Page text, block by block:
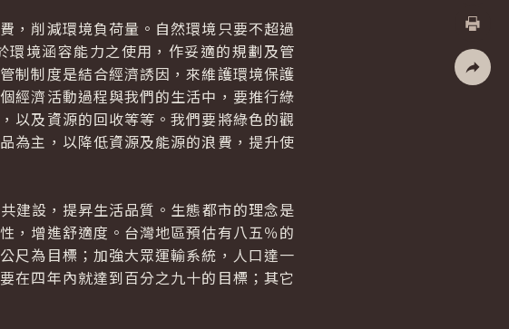
列印
削減環境負荷量。自然環境只要不超過
境涵容能力之使用，作妥適的規劃及管
制制度是結合經濟誘因，來維護環境保護
經濟活動過程與我們的生活中，要推行綠
以及資源的回收等等。我們要將綠色的觀
為主，以降低資源及能源的浪費，提升使
設，提昇生活品質。生態都市的理念是
，增進舒適度。台灣地區預估有八五％的
尺為目標；加強大眾運輸系統，人口達一
在四年內就達到百分之九十的目標；其它